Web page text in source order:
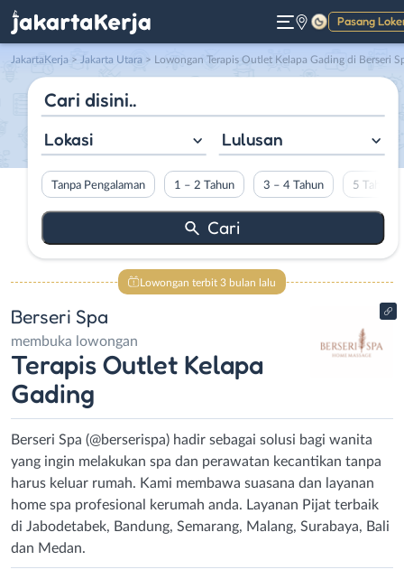
Pasang
Gelap
JakartaKerja > Jakarta Utara > Lowongan Terapis Outlet Kelapa Gading di Berseri
Lokasi Lulusan
Tanpa Pengalaman 1 – 2 Tahun 3 – 4 Tahun 5 Tahun
Lowongan terbit 3 bulan lalu
Berseri Spa
membuka lowongan
Terapis Outlet Kelapa
Gading
Berseri Spa (@berserispa) hadir sebagai solusi bagi wanita
yang ingin melakukan spa dan perawatan kecantikan tanpa
harus keluar rumah. Kami membawa suasana dan layanan
home spa profesional kerumah anda. Layanan Pijat terbaik
di Jabodetabek, Bandung, Semarang, Malang, Surabaya, Bali
dan Medan.